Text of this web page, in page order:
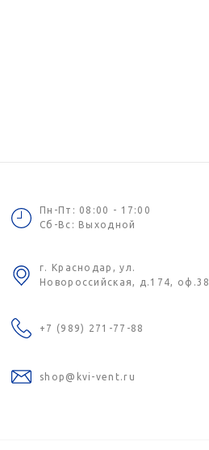
Пн-Пт: 08:00 - 17:00
Сб-Вс: Выходной
г. Краснодар, ул.
Новороссийская, д.174, оф.38
+7 (989) 271-77-88
shop@kvi-vent.ru